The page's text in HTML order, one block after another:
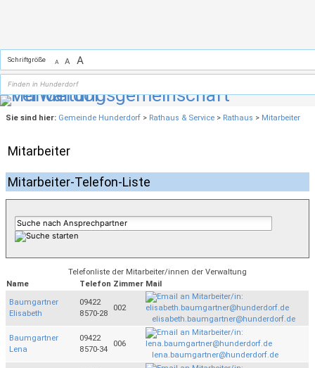
Schriftgröße A A A
Sie sind hier: Gemeinde Hunderdorf > Rathaus & Service > Rathaus > Mitarbeiter
Mitarbeiter
Mitarbeiter-Telefon-Liste
Telefonliste der Mitarbeiter/innen der Verwaltung
Name
Telefon Zimmer Mail
Baumgartner
Elisabeth
09422
8570-28
002
elisabeth.baumgartner@hunderdorf.de
Baumgartner
Lena
09422
8570-34
006
lena.baumgartner@hunderdorf.de